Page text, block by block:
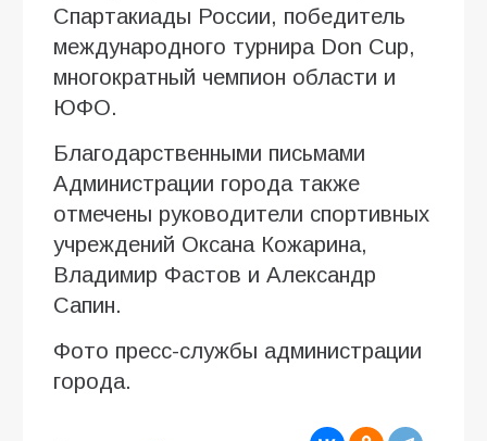
Спартакиады России, победитель
международного турнира Don Cup,
многократный чемпион области и
ЮФО.
Благодарственными письмами
Администрации города также
отмечены руководители спортивных
учреждений Оксана Кожарина,
Владимир Фастов и Александр
Сапин.
Фото пресс-службы администрации
города.